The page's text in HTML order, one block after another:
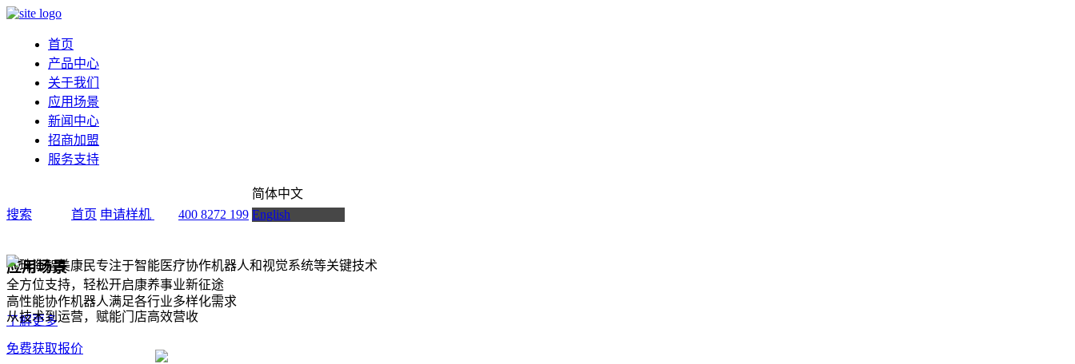
首页
产品中心
关于我们
应用场景
新闻中心
招商加盟
服务支持
搜索 首页 申请样机 400 8272 199
简体中文
English
应用场景
高性能协作机器人满足各行业多样化需求
了解更多
全方位支持，轻松开启康养事业新征途
从技术到运营，赋能门店高效营收
免费获取报价